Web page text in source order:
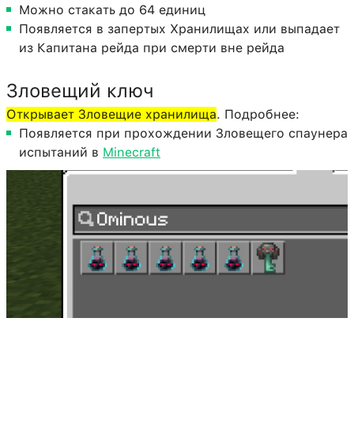
Можно стакать до 64 единиц
Появляется в запертых Хранилищах или выпадает
из Капитана рейда при смерти вне рейда
Зловещий ключ
Открывает Зловещие хранилища. Подробнее:
Появляется при прохождении Зловещего спаунера
испытаний в Minecraft